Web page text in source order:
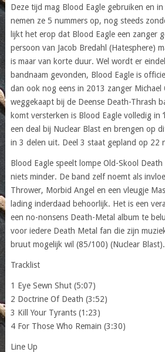
Deze tijd mag Blood Eagle gebruiken en
nemen ze 5 nummers op, nog steeds
lijkt het erop dat Blood Eagle een zanger
persoon van Jacob Bredahl (Hatesphere)
is maar van korte duur. Wel wordt er
bandnaam gevonden, Blood Eagle is
dan ook nog eens in 2013 zanger Michael
weggekaapt bij de Deense Death-Thrash
komt versterken is Blood Eagle volledig in
een deal bij Nuclear Blast en brengen op
in 3 delen uit. Deel 3 staat gepland op 22
Blood Eagle speelt lompe Old-Skool
niets minder. De band zelf noemt als
Thrower, Morbid Angel en een vleugje
lading inderdaad behoorlijk. Het is een
een no-nonsens Death-Metal album te
voor iedere Death Metal fan die zijn
bruut mogelijk wil (85/100) (Nuclear Blast).
Tracklist
1 Eye Sewn Shut (5:07)
2 Doctrine Of Death (3:52)
3 Kill Your Tyrants (1:23)
4 For Those Who Remain (3:30)
Line Up